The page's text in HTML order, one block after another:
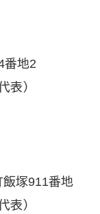
番地2
表）
飯塚911番地
表）